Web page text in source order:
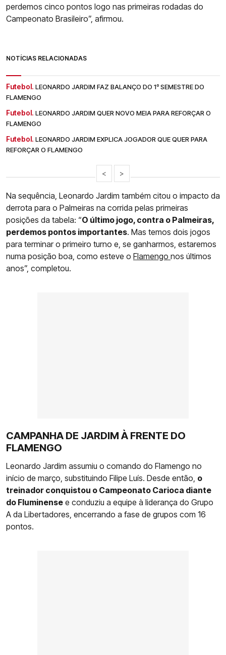
perdemos cinco pontos logo nas primeiras rodadas do
Campeonato Brasileiro”, afirmou.
NOTÍCIAS RELACIONADAS
Futebol. LEONARDO JARDIM FAZ BALANÇO DO 1º SEMESTRE DO
FLAMENGO
Futebol. LEONARDO JARDIM QUER NOVO MEIA PARA REFORÇAR O
FLAMENGO
Futebol. LEONARDO JARDIM EXPLICA JOGADOR QUE QUER PARA
REFORÇAR O FLAMENGO
< >
Na sequência, Leonardo Jardim também citou o impacto da
derrota para o Palmeiras na corrida pelas primeiras
posições da tabela: “O último jogo, contra o Palmeiras,
perdemos pontos importantes. Mas temos dois jogos
para terminar o primeiro turno e, se ganharmos, estaremos
numa posição boa, como esteve o Flamengo nos últimos
anos”, completou.
CAMPANHA DE JARDIM À FRENTE DO
FLAMENGO
Leonardo Jardim assumiu o comando do Flamengo no
início de março, substituindo Filipe Luís. Desde então, o
treinador conquistou o Campeonato Carioca diante
do Fluminense e conduziu a equipe à liderança do Grupo
A da Libertadores, encerrando a fase de grupos com 16
pontos.